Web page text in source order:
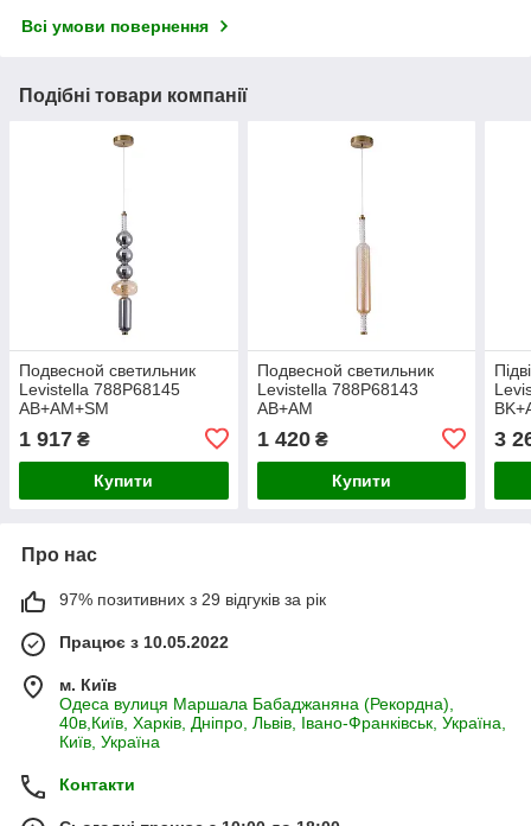
Всі умови повернення
Подібні товари компанії
Подвесной светильник
Levistella 788P68145
AB+AM+SM
1 917 ₴
Купити
Подвесной светильник
Levistella 788P68143
AB+AM
1 420₴
Купити
3
Про нас
97% позитивних з 29 відгуків за рік
Працює з 10.05.2022
м. Київ
Одеса вулиця Маршала Бабаджаняна (Рекордна),
40в,Київ, Харків, Дніпро, Львів, Івано-Франківськ, Україна,
Київ, Україна
Контакти